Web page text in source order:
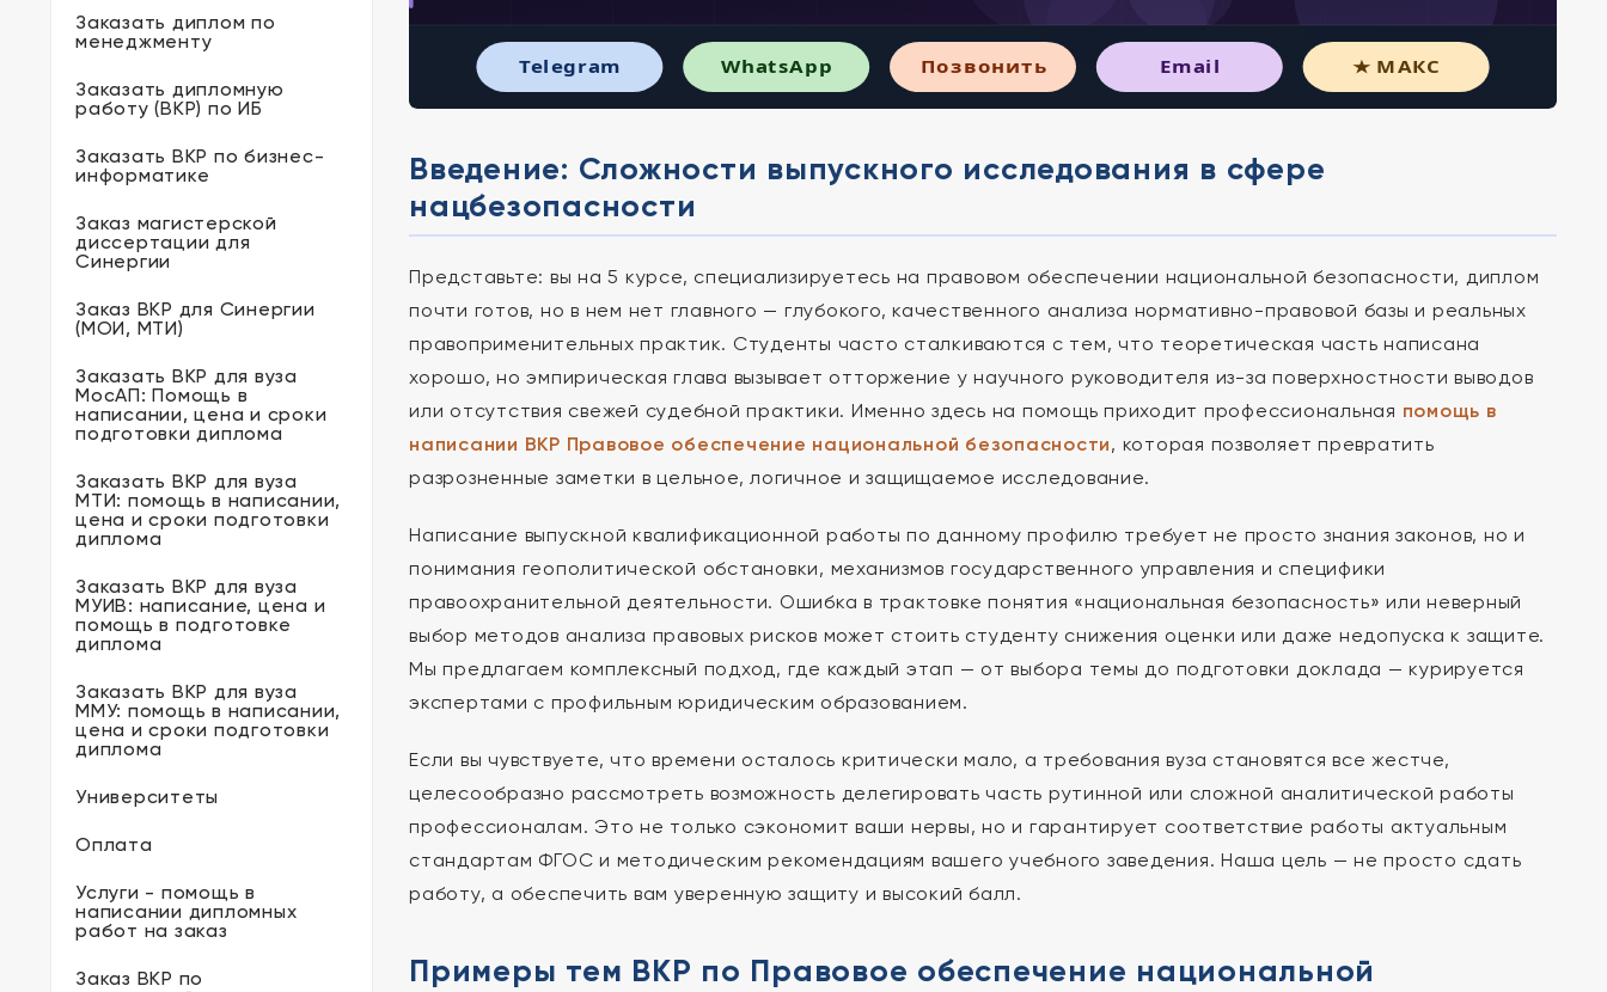
Заказать диплом по
менеджменту
Заказать дипломную
работу (ВКР) по ИБ
Заказать ВКР по бизнес-
информатике
Заказ магистерской
диссертации для
Синергии
Заказ ВКР для Синергии
(МОИ, МТИ)
Заказать ВКР для вуза
МосАП: Помощь в
написании, цена и сроки
подготовки диплома
Заказать ВКР для вуза
МТИ: помощь в написании,
цена и сроки подготовки
диплома
Заказать ВКР для вуза
МУИВ: написание, цена и
помощь в подготовке
диплома
Заказать ВКР для вуза
ММУ: помощь в написании,
цена и сроки подготовки
диплома
Университеты
Оплата
Услуги - помощь в
написании дипломных
работ на заказ
Заказ ВКР по
Telegram WhatsApp Позвонить Email ★ МАКС
Введение: Сложности выпускного исследования в сфере
нацбезопасности
Представьте: вы на 5 курсе, специализируетесь на правовом обеспечении национальной безопасности, диплом
почти готов, но в нем нет главного — глубокого, качественного анализа нормативно-правовой базы и реальных
правоприменительных практик. Студенты часто сталкиваются с тем, что теоретическая часть написана
хорошо, но эмпирическая глава вызывает отторжение у научного руководителя из-за поверхностности выводов
или отсутствия свежей судебной практики. Именно здесь на помощь приходит профессиональная помощь в
написании ВКР Правовое обеспечение национальной безопасности, которая позволяет превратить
разрозненные заметки в цельное, логичное и защищаемое исследование.
Написание выпускной квалификационной работы по данному профилю требует не просто знания законов, но и
понимания геополитической обстановки, механизмов государственного управления и специфики
правоохранительной деятельности. Ошибка в трактовке понятия «национальная безопасность» или неверный
выбор методов анализа правовых рисков может стоить студенту снижения оценки или даже недопуска к защите.
Мы предлагаем комплексный подход, где каждый этап — от выбора темы до подготовки доклада — курируется
экспертами с профильным юридическим образованием.
Если вы чувствуете, что времени осталось критически мало, а требования вуза становятся все жестче,
целесообразно рассмотреть возможность делегировать часть рутинной или сложной аналитической работы
профессионалам. Это не только сэкономит ваши нервы, но и гарантирует соответствие работы актуальным
стандартам ФГОС и методическим рекомендациям вашего учебного заведения. Наша цель — не просто сдать
работу, а обеспечить вам уверенную защиту и высокий балл.
Примеры тем ВКР по Правовое обеспечение национальной